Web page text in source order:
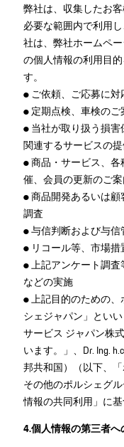
弊社は、収集したお
必要な範囲内で利用
社は、弊社ホームペ
の個人情報の利用目
す。
● ご依頼、ご応募に
● 定期点検、車検のご
● 当社が取り扱う損
関連するサービスの
● 商品・サービス、
催、会員の更新のご
● 商品開発あるいは
調査
● 与信判断および与信
● リコール等、市場
● 上記アンケート調
などの実施
● 上記目的のための
シェジャパン」とい
サービス ジャパン株
います。」、Dr. Ing.
邦共和国）（以下、
その他のポルシェグ
情報の共同利用」に
4.個人情報の第三者へ